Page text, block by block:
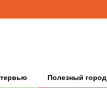
Полезный город